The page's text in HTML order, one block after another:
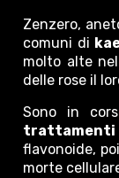
Zenzero,
comuni di
molto alte
delle rose il
Sono in
trattamenti
flavonoide,
morte